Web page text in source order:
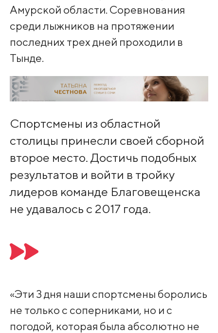
Амурской области. Соревнования
среди лыжников на протяжении
последних трех дней проходили в
Тынде.
Спортсмены из областной
столицы принесли своей сборной
второе место. Достичь подобных
результатов и войти в тройку
лидеров команде Благовещенска
не удавалось с 2017 года.
«Эти 3 дня наши спортсмены боролись
не только с соперниками, но и с
погодой, которая была абсолютно не